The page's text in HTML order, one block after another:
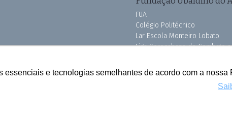
essenciais e tecnologias semelhantes de acordo com a
FUA
Colégio Politécnico
Lar Escola Monteiro Lobato
Liga Sorocabana de Combate
Pink do Bem OSSEL